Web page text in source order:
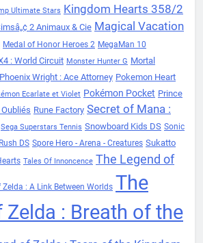
Ultimate Stars Kingdom Hearts 358/2
2 Animaux & Cie Magical Vacation
Medal of Honor Heroes 2 MegaMan 10
: World Circuit Monster Hunter G Mortal
Phoenix Wright : Ace Attorney Pokemon Heart
Ecarlate et Violet Pokémon Pocket Prince
Rune Factory Secret of Mana :
Sega Superstars Tennis Snowboard Kids DS Sonic
DS Spore Hero - Arena - Creatures Sukatto
Tales Of Innoncence The Legend of
Zelda : A Link Between Worlds The
Zelda : Breath of the